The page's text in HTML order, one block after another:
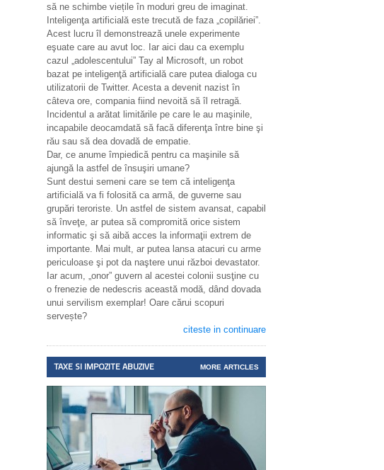
să ne schimbe viețile în moduri greu de imaginat.
Inteligenţa artificială este trecută de faza „copilăriei”.
Acest lucru îl demonstrează unele experimente
eşuate care au avut loc. Iar aici dau ca exemplu
cazul „adolescentului” Tay al Microsoft, un robot
bazat pe inteligenţă artificială care putea dialoga cu
utilizatorii de Twitter. Acesta a devenit nazist în
câteva ore, compania fiind nevoită să îl retragă.
Incidentul a arătat limitările pe care le au maşinile,
incapabile deocamdată să facă diferenţa între bine şi
rău sau să dea dovadă de empatie.
Dar, ce anume împiedică pentru ca maşinile să
ajungă la astfel de însuşiri umane?
Sunt destui semeni care se tem că inteligenţa
artificială va fi folosită ca armă, de guverne sau
grupări teroriste. Un astfel de sistem avansat, capabil
să înveţe, ar putea să compromită orice sistem
informatic şi să aibă acces la informaţii extrem de
importante. Mai mult, ar putea lansa atacuri cu arme
periculoase şi pot da naştere unui război devastator.
Iar acum, „onor” guvern al acestei colonii susţine cu
o frenezie de nedescris această modă, dând dovada
unui servilism exemplar! Oare cărui scopuri
servește?
citeste in continuare
TAXE SI IMPOZITE ABUZIVE MORE ARTICLES